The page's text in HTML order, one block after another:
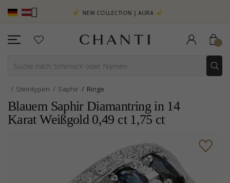
SEHEN –
NEW COLLECTION | AURA
Steintypen Saphir Ringe
Blauem Saphir Diamantring in 14
Karat Weißgold 0,49 ct 1,75 ct